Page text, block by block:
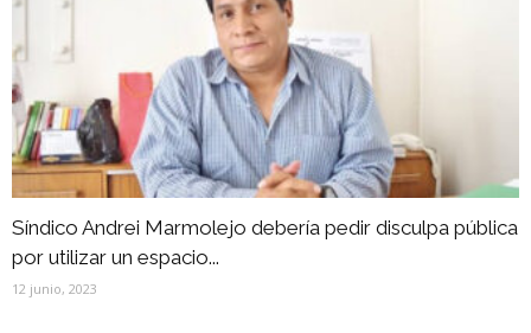
Síndico Andrei Marmolejo debería pedir disculpa pública
por utilizar un espacio...
12 junio, 2023